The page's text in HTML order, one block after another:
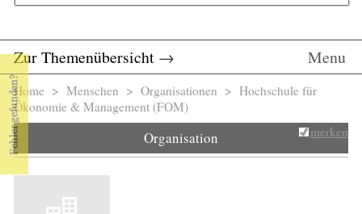
Zur Themenübersicht → Menu
Sie sind hier
Home > Menschen > Organisationen > Hochschule für
Ökonomie & Management (FOM)
Organisation merken